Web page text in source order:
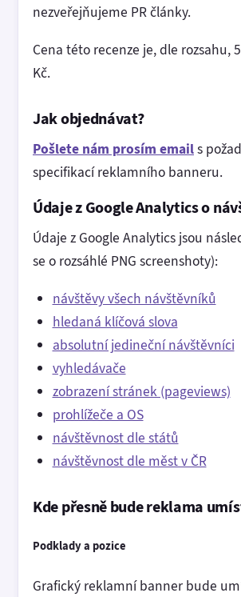
nezveřejňujeme PR články.
Cena této recenze je, dle rozsahu,
Kč.
Jak objednávat?
Pošlete nám prosím emails
specifikací reklamního banneru.
Údaje z Google Analytics o
Údaje z Google Analytics jsou
se o rozsáhlé PNG screenshoty):
návštěvy všech návštěvníků
hledaná klíčová slova
absolutní jedineční návštěvníci
vyhledávače
zobrazení stránek (pageviews)
prohlížeče a OS
návštěvnost dle států
návštěvnost dle měst v ČR
Kde přesně bude reklama
Podklady a pozice
Grafický reklamní banner bude